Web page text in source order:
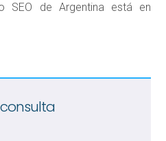
SEO de Argentina está en